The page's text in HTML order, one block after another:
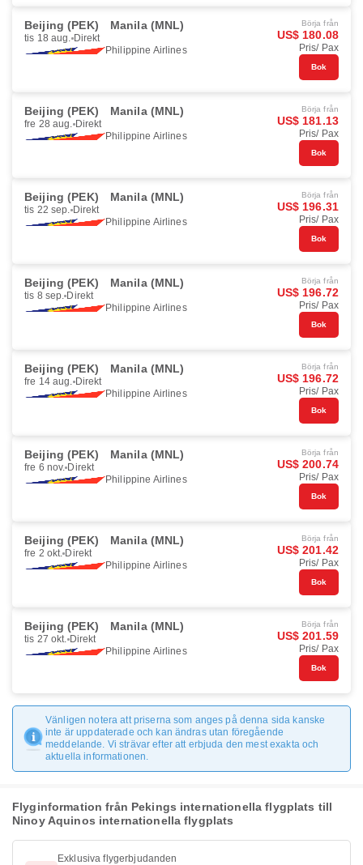
Beijing (PEK) Manila (MNL)
tis 18 aug. Direkt
Philippine Airlines
Börja från
US$ 180.08
Pris/ Pax
Bok
Beijing (PEK) Manila (MNL)
fre 28 aug. Direkt
Philippine Airlines
Börja från
US$ 181.13
Pris/ Pax
Bok
Beijing (PEK) Manila (MNL)
tis 22 sep. Direkt
Philippine Airlines
Börja från
US$ 196.31
Pris/ Pax
Bok
Beijing (PEK) Manila (MNL)
tis 8 sep. Direkt
Philippine Airlines
Börja från
US$ 196.72
Pris/ Pax
Bok
Beijing (PEK) Manila (MNL)
fre 14 aug. Direkt
Philippine Airlines
Börja från
US$ 196.72
Pris/ Pax
Bok
Beijing (PEK) Manila (MNL)
fre 6 nov. Direkt
Philippine Airlines
Börja från
US$ 200.74
Pris/ Pax
Bok
Beijing (PEK) Manila (MNL)
fre 2 okt. Direkt
Philippine Airlines
Börja från
US$ 201.42
Pris/ Pax
Bok
Beijing (PEK) Manila (MNL)
tis 27 okt. Direkt
Philippine Airlines
Börja från
US$ 201.59
Pris/ Pax
Bok
Vänligen notera att priserna som anges på denna sida kanske
inte är uppdaterade och kan ändras utan föregående
meddelande. Vi strävar efter att erbjuda den mest exakta och
aktuella informationen.
Flyginformation från Pekings internationella flygplats till
Ninoy Aquinos internationella flygplats
Exklusiva flygerbjudanden